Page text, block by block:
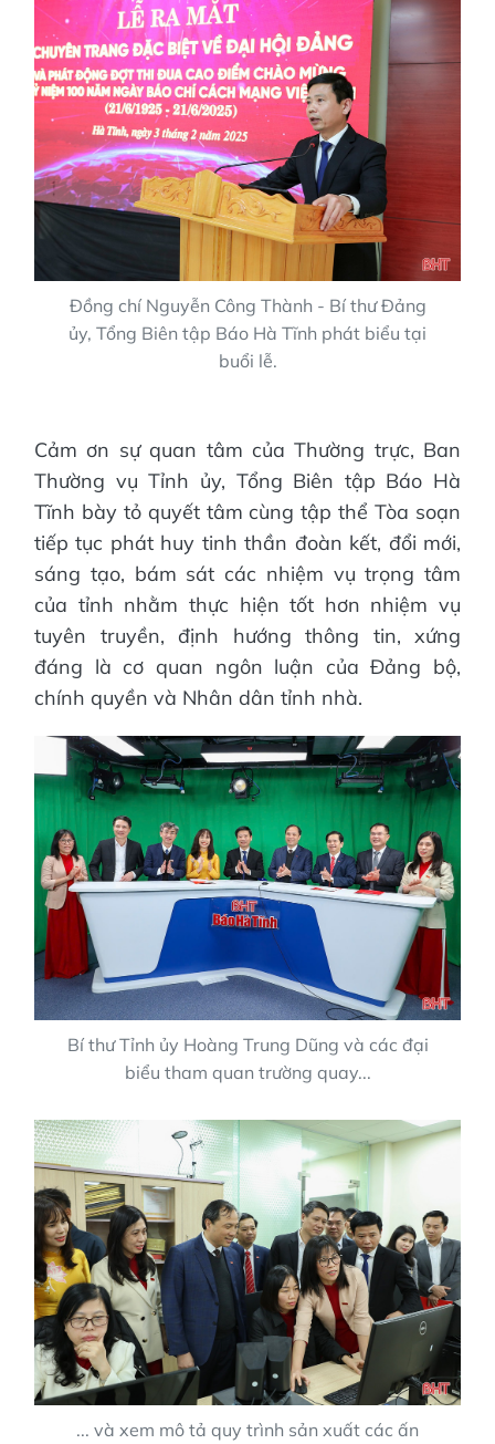
Đồng chí Nguyễn Công Thành - Bí thư Đảng
ủy, Tổng Biên tập Báo Hà Tĩnh phát biểu tại
buổi lễ.
Cảm ơn sự quan tâm của Thường trực, Ban
Thường vụ Tỉnh ủy, Tổng Biên tập Báo Hà
Tĩnh bày tỏ quyết tâm cùng tập thể Tòa soạn
tiếp tục phát huy tinh thần đoàn kết, đổi mới,
sáng tạo, bám sát các nhiệm vụ trọng tâm
của tỉnh nhằm thực hiện tốt hơn nhiệm vụ
tuyên truyền, định hướng thông tin, xứng
đáng là cơ quan ngôn luận của Đảng bộ,
chính quyền và Nhân dân tỉnh nhà.
Bí thư Tỉnh ủy Hoàng Trung Dũng và các đại
biểu tham quan trường quay...
... và xem mô tả quy trình sản xuất các ấn